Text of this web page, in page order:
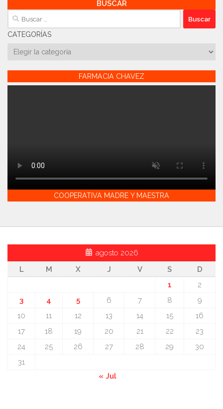
BUSCAR
Buscar:
CATEGORÍAS
Categorías
FARMACIA CHAVEZ
COOPERATIVA MADRE Y MAESTRA
agosto 2026
L
M X J V S
D
1
2
3
4 5 6 7 8
9
10
11 12 13 14 15
16
17
18 19 20 21 22
23
24
25 26 27 28 29
30
31
« Jul